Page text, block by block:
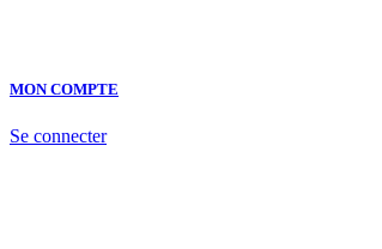
MON COMPTE
Se connecter